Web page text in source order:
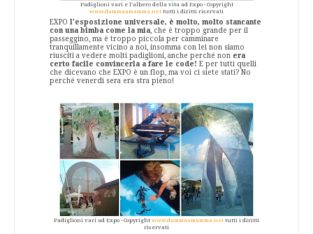
Padiglioni vari e l'albero della vita ad Expo - Copyright
www.dammaamamma.net tutti i diritti riservati
EXPO l'esposizione universale, è molto, molto stancante
con una bimba come la mia, che è troppo grande per il
passeggino, ma è troppo piccola per camminare
tranquillamente vicino a noi, insomma con lei non siamo
riusciti a vedere molti padiglioni, anche perché non era
certo facile convincerla a fare le code! E per tutti quelli
che dicevano che EXPO è un flop, ma voi ci siete stati? No
perché venerdì sera era stra pieno!
Padiglioni vari ad Expo - Copyright www.dammaamamma.net tutti i diritti
riservati